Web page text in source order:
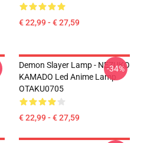
€ 22,99 - € 27,59
Demon Slayer Lamp - NEZUKO
KAMADO Led Anime Lamp
OTAKU0705
€ 22,99 - € 27,59
-34%